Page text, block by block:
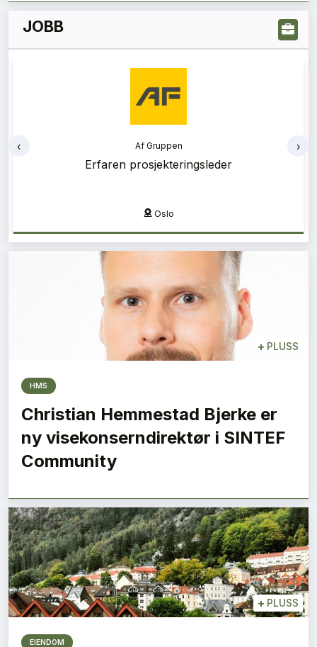
JOBB
Af Gruppen
Erfaren prosjekteringsleder
Oslo
Af Gruppen
Bærekraftsrådgiver
Oslo
‹ ›
+ PLUSS
HMS
Christian Hemmestad Bjerke er
ny visekonserndirektør i SINTEF
Community
+ PLUSS
EIENDOM